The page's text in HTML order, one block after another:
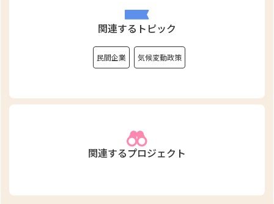
関連するトピック
民間企業 気候変動政策
関連するプロジェクト